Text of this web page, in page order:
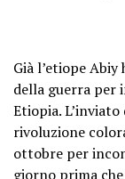
Già l’etiope
della guerra per
Etiopia.
rivoluzione
ottobre per
giorno prima